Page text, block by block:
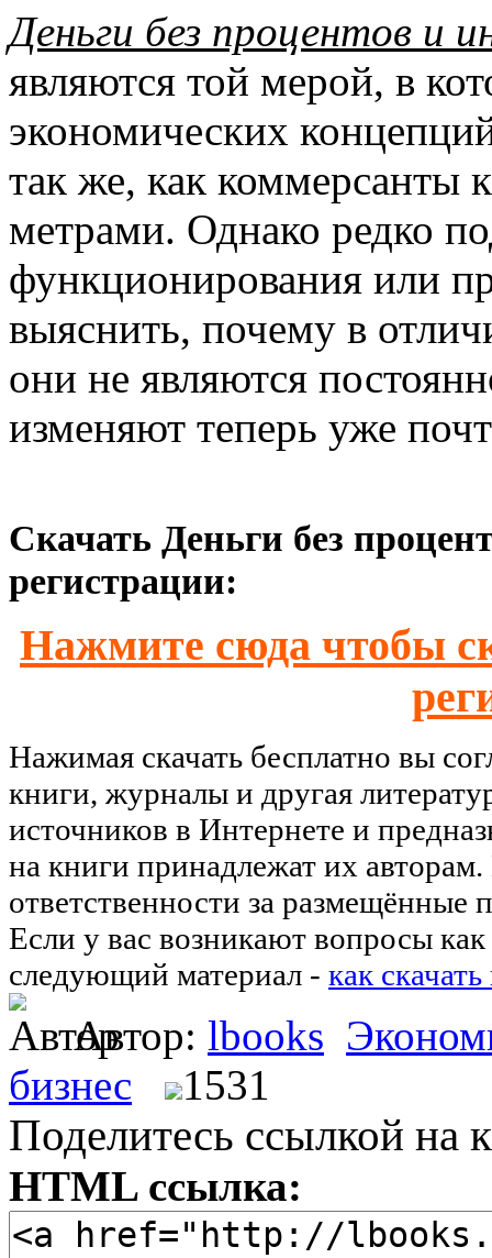
Деньги без процентов и
являются той мерой, в
экономических
так же, как коммерсанты
метрами. Однако редко
функционирования или
выяснить, почему в
они не являются
изменяют теперь уже
Скачать Деньги без
регистрации:
Нажмите сюда чтобы
Нажимая скачать бесплатно вы
книги, журналы и другая
источников в Интернете и
на книги принадлежат их
ответственности за размещённые
Если у вас возникают вопросы как
следующий материал - как
Автор: lbooks
бизнес
1531
Поделитесь ссылкой на
HTML ссылка: